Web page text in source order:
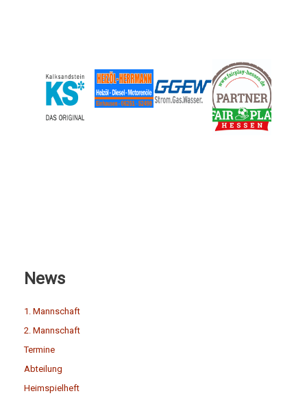
News
1. Mannschaft
2. Mannschaft
Termine
Abteilung
Heimspielheft